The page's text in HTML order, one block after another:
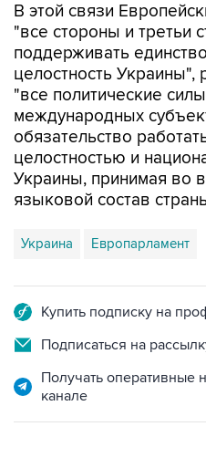
В этой связи
"все стороны и третьи
поддерживать
целостность Украины",
"все политические
международных
обязательство
целостностью и
Украины, принимая во
языковой состав
Украина Европарламент
Купить подписку на
Подписаться на
Получать оперативные
канале